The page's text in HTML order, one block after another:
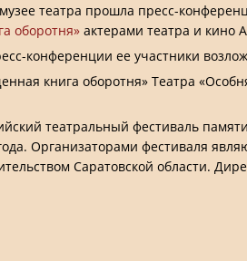
театра прошла пресс-
оборотня» актерами театра и кино
конференции ее участники
книга оборотня» Театра
театральный фестиваль
Организаторами фестиваля
Саратовской области.